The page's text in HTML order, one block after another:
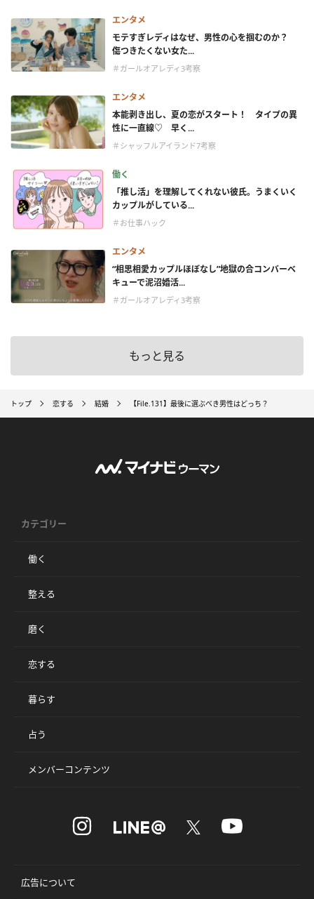
エンタメ
モテすぎレディはなぜ、男性の心を掴むのか？
傷つきたくない女た...
＃ガールオアレディ3考察
エンタメ
本能剥き出し、夏の恋がスタート！ タイプの異
性に一直線♡ 早く...
＃シャッフルアイランド7考察
働く
「推し活」を理解してくれない彼氏。うまくいく
カップルがしている...
＃お仕事ハック
エンタメ
“相思相愛カップルほぼなし”地獄の合コンバーベ
キューで泥沼婚活...
＃ガールオアレディ3考察
もっと見る
トップ 恋する 結婚 【File.131】最後に選ぶべき男性はどっち？
カテゴリー
働く
整える
磨く
恋する
暮らす
占う
メンバーコンテンツ
広告について